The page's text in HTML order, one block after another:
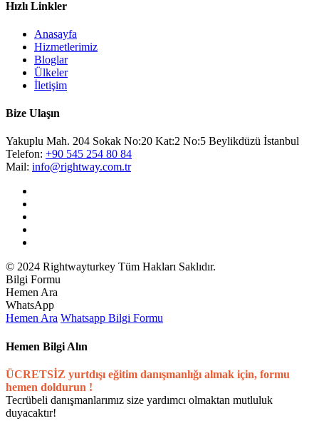
Hızlı Linkler
Anasayfa
Hizmetlerimiz
Bloglar
Ülkeler
İletişim
Bize Ulaşın
Yakuplu Mah. 204 Sokak No:20 Kat:2 No:5 Beylikdüzü İstanbul
Telefon: +90 545 254 80 84
Mail: info@rightway.com.tr
© 2024 Rightwayturkey Tüm Hakları Saklıdır.
Bilgi Formu
Hemen Ara
WhatsApp
Hemen Ara Whatsapp Bilgi Formu
Hemen Bilgi Alın
ÜCRETSİZ yurtdışı eğitim danışmanlığı almak için, formu
hemen doldurun !
Tecrübeli danışmanlarımız size yardımcı olmaktan mutluluk
duyacaktır!